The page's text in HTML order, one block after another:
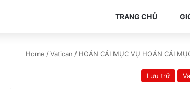
TRANG CHỦ
Home /Vatican / HOÁN CẢI MỤC VỤ HOÁN CẢI
Lưu trữ